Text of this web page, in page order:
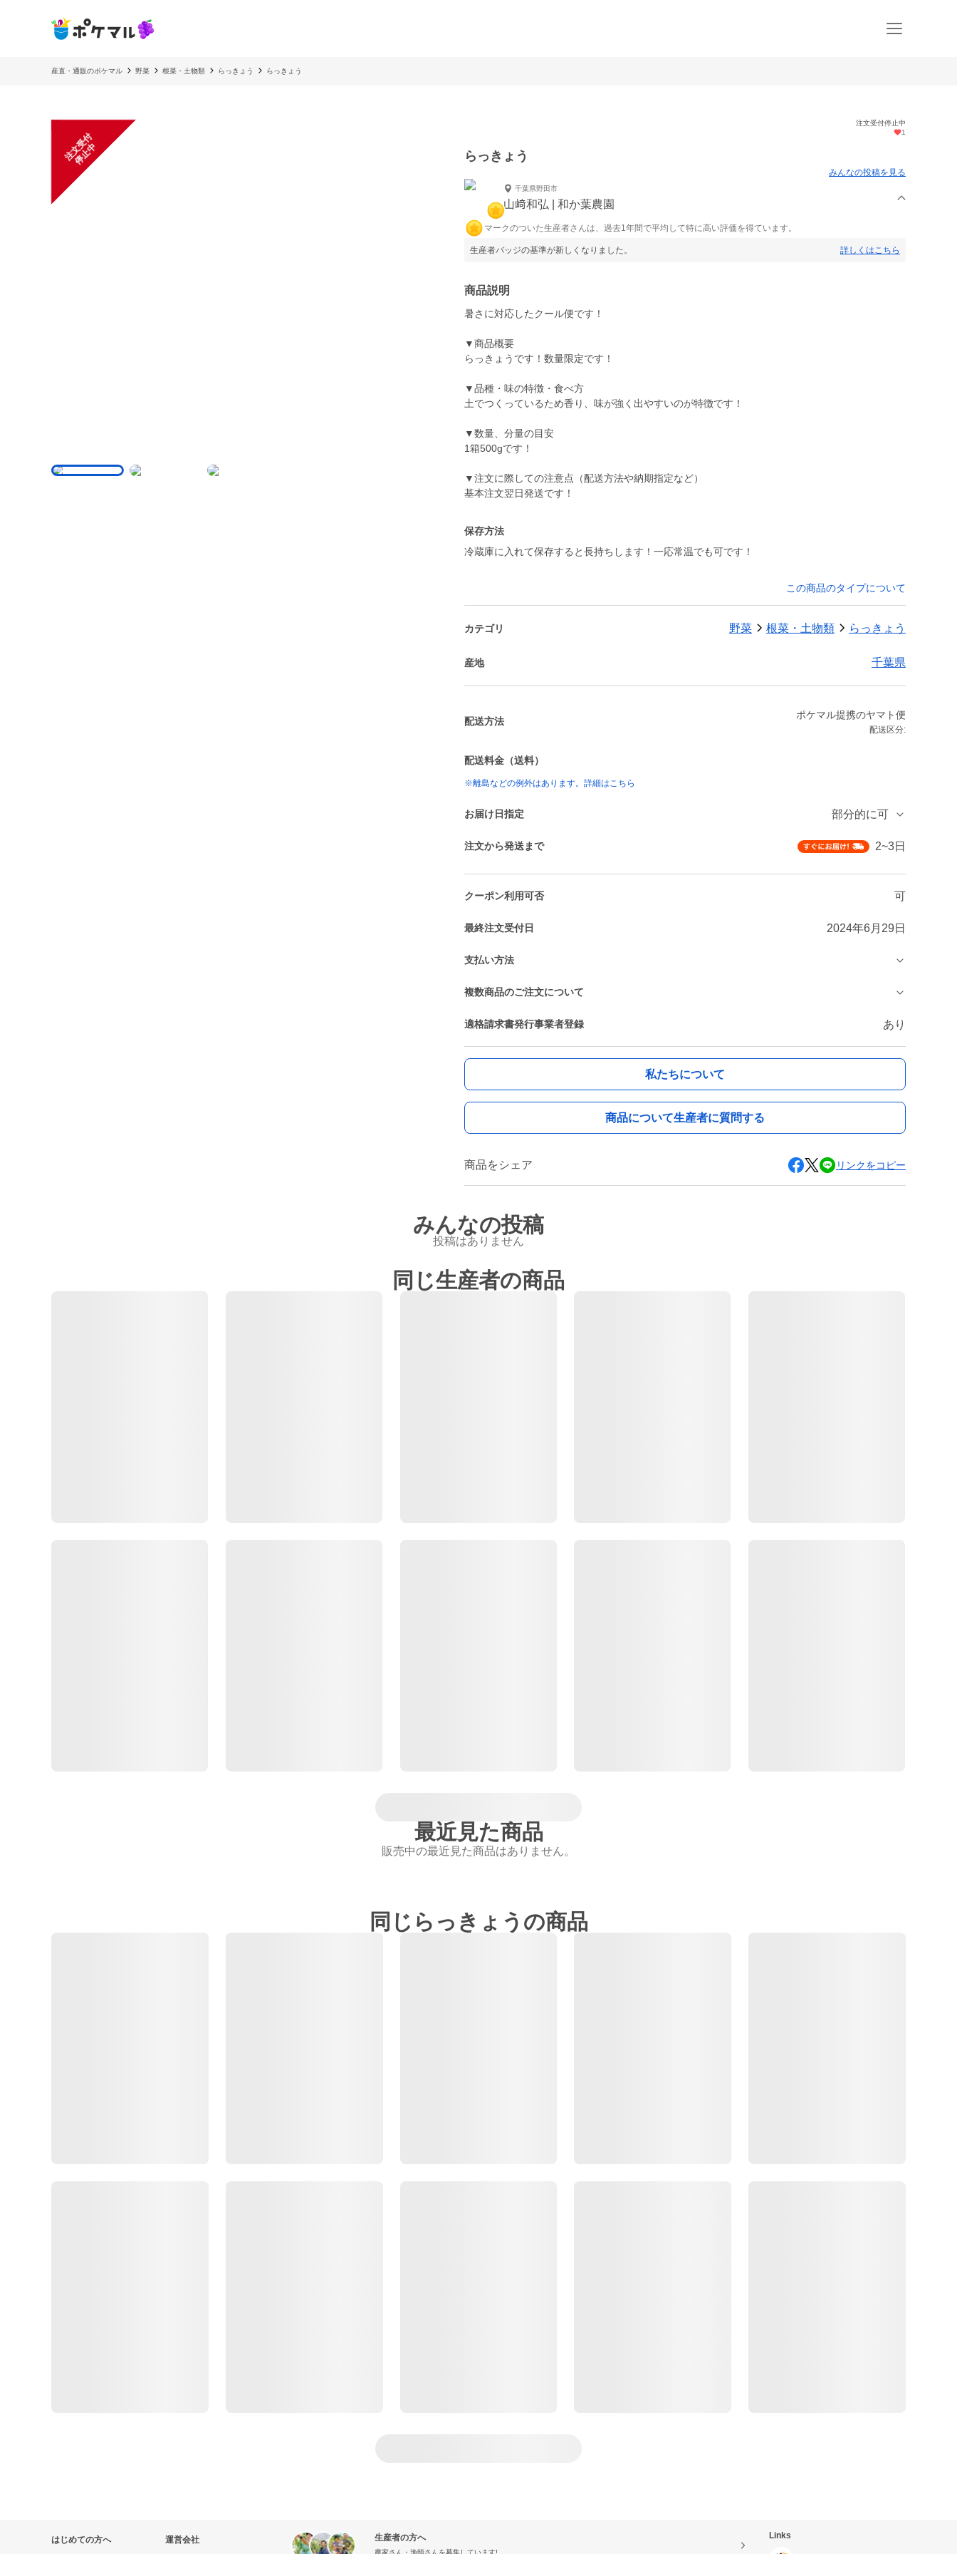
産直・通販のポケマル 野菜 根菜・土物類 らっきょう らっきょう
注
文
受
付
停
止
中
注文受付停止中
1
らっきょう
みんなの投稿を見る
千葉県野田市
山﨑和弘 | 和か葉農園
マークのついた生産者さんは、過去1年間で平均して特に高い評価を得ています。
生産者バッジの基準が新しくなりました。 詳しくはこちら
商品説明
暑さに対応したクール便です！
▼商品概要
らっきょうです！数量限定です！
▼品種・味の特徴・食べ方
土でつくっているため香り、味が強く出やすいのが特徴です！
▼数量、分量の目安
1箱500gです！
▼注文に際しての注意点（配送方法や納期指定など）
基本注文翌日発送です！
保存方法
冷蔵庫に入れて保存すると長持ちします！一応常温でも可です！
この商品のタイプについて
カテゴリ 野菜 根菜・土物類 らっきょう
産地 千葉県
配送方法
ポケマル提携のヤマト便
配送区分:
配送料金（送料）
※離島などの例外はあります。詳細はこちら
お届け日指定 部分的に可
注文から発送まで 2~3日
クーポン利用可否 可
最終注文受付日 2024年6月29日
支払い方法
複数商品のご注文について
適格請求書発行事業者登録 あり
私たちについて
商品について生産者に質問する
商品をシェア リンクをコピー
みんなの投稿
投稿はありません
同じ生産者の商品
最近見た商品
販売中の最近見た商品はありません。
同じらっきょうの商品
はじめての方へ 運営会社 生産者の方へ
農家さん・漁師さんを募集しています!
Links